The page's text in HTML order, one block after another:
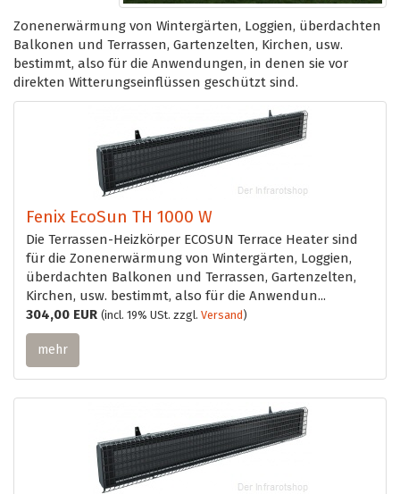
Zonenerwärmung von Wintergärten, Loggien, überdachten
Balkonen und Terrassen, Gartenzelten, Kirchen, usw.
bestimmt, also für die Anwendungen, in denen sie vor
direkten Witterungseinflüssen geschützt sind.
Fenix EcoSun TH 1000 W
Die Terrassen-Heizkörper ECOSUN Terrace Heater sind
für die Zonenerwärmung von Wintergärten, Loggien,
überdachten Balkonen und Terrassen, Gartenzelten,
Kirchen, usw. bestimmt, also für die Anwendun...
304,00 EUR (incl. 19% USt. zzgl. Versand)
mehr